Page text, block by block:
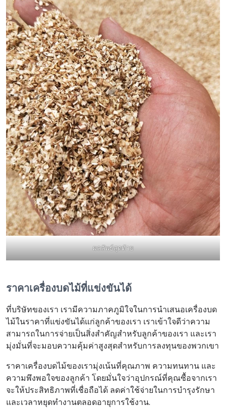
ผลลัพธ์สุดท้าย
ราคาเครื่องบดไม้ที่แข่งขันได้
ที่บริษัทของเรา เรามีความภาคภูมิใจในการนำเสนอเครื่องบด
ไม้ในราคาที่แข่งขันได้แก่ลูกค้าของเรา เราเข้าใจดีว่าความ
สามารถในการจ่ายเป็นสิ่งสำคัญสำหรับลูกค้าของเรา และเรา
มุ่งมั่นที่จะมอบความคุ้มค่าสูงสุดสำหรับการลงทุนของพวกเขา
ราคาเครื่องบดไม้ของเรามุ่งเน้นที่คุณภาพ ความทนทาน และ
ความพึงพอใจของลูกค้า โดยมั่นใจว่าอุปกรณ์ที่คุณซื้อจากเรา
จะให้ประสิทธิภาพที่เชื่อถือได้ ลดค่าใช้จ่ายในการบำรุงรักษา
และเวลาหยุดทำงานตลอดอายุการใช้งาน.